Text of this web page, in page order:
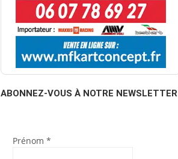
ABONNEZ-VOUS À NOTRE NEWSLETTER
Prénom *